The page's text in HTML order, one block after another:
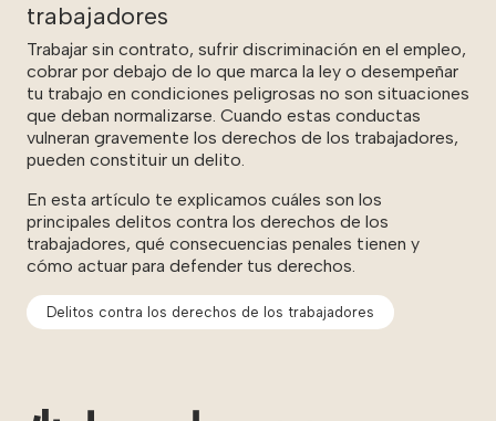
trabajadores
Trabajar sin contrato, sufrir discriminación en el empleo,
cobrar por debajo de lo que marca la ley o desempeñar
tu trabajo en condiciones peligrosas no son situaciones
que deban normalizarse. Cuando estas conductas
vulneran gravemente los derechos de los trabajadores,
pueden constituir un delito.
En esta artículo te explicamos cuáles son los
principales delitos contra los derechos de los
trabajadores, qué consecuencias penales tienen y
cómo actuar para defender tus derechos.
Delitos contra los derechos de los trabajadores